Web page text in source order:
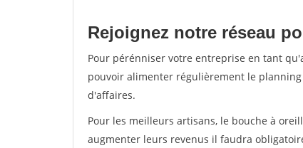
Rejoignez notre réseau
Pour pérénniser votre entreprise en tant
pouvoir alimenter régulièrement le
d'affaires.
Pour les meilleurs artisans, le bouche à
augmenter leurs revenus il faudra